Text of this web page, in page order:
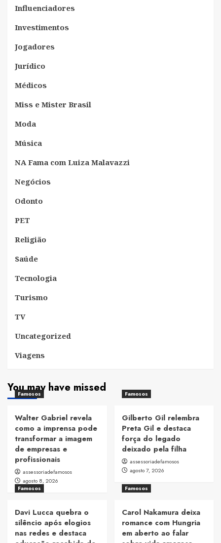
Influenciadores
Investimentos
Jogadores
Jurídico
Médicos
Miss e Mister Brasil
Moda
Música
NA Fama com Luiza Malavazzi
Negócios
Odonto
PET
Religião
Saúde
Tecnologia
Turismo
TV
Uncategorized
Viagens
You may have missed
Famosos
Walter Gabriel revela
como a imprensa pode
transformar a imagem
de empresas e
profissionais
assessoriadefamosos
agosto 8, 2026
Famosos
Gilberto Gil relembra
Preta Gil e destaca
força do legado
deixado pela filha
assessoriadefamosos
agosto 7, 2026
Famosos
Davi Lucca quebra o
silêncio após elogios
nas redes e destaca
Famosos
Carol Nakamura deixa
romance com Hungria
em aberto ao falar